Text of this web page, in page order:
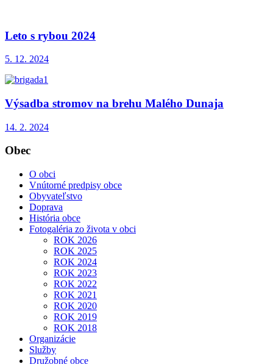
Leto s rybou 2024
5. 12. 2024
Výsadba stromov na brehu Malého Dunaja
14. 2. 2024
Obec
O obci
Vnútorné predpisy obce
Obyvateľstvo
Doprava
História obce
Fotogaléria zo života v obci
ROK 2026
ROK 2025
ROK 2024
ROK 2023
ROK 2022
ROK 2021
ROK 2020
ROK 2019
ROK 2018
Organizácie
Služby
Družobné obce